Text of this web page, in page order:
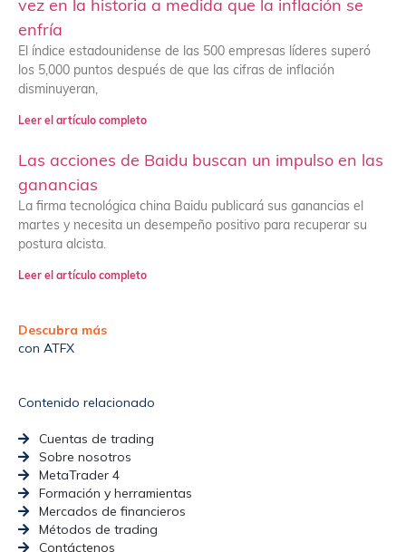
vez en la historia a medida que la inflación se
enfría
El índice estadounidense de las 500 empresas líderes superó
los 5,000 puntos después de que las cifras de inflación
disminuyeran,
Leer el artículo completo
Las acciones de Baidu buscan un impulso en las
ganancias
La firma tecnológica china Baidu publicará sus ganancias el
martes y necesita un desempeño positivo para recuperar su
postura alcista.
Leer el artículo completo
Descubra más
con ATFX
Contenido relacionado
Cuentas de trading
Sobre nosotros
MetaTrader 4
Formación y herramientas
Mercados de financieros
Métodos de trading
Contáctenos